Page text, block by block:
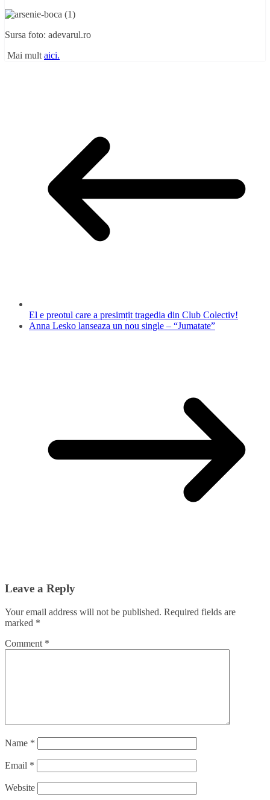
Sursa foto: adevarul.ro
Mai mult aici.
El e preotul care a presimțit tragedia din Club Colectiv!
Anna Lesko lanseaza un nou single – “Jumatate”
Leave a Reply
Your email address will not be published. Required fields are
marked *
Comment *
Name *
Email *
Website